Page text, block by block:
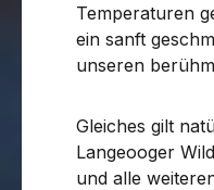
Temperaturen
ein sanft
unseren
Gleiches gilt
Langeooger
und alle